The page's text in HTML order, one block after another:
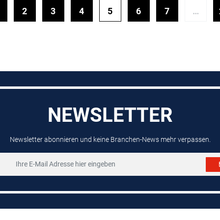
2 3 4 5 6 7 …
NEWSLETTER
Newsletter abonnieren und keine Branchen-News mehr verpassen.